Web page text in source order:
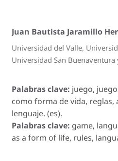
Juan Bautista Jaramillo
Universidad del Valle,
Universidad San Buenaventura
Palabras clave: juego,
como forma de vida, reglas,
lenguaje. (es).
Palabras clave: game,
as a form of life, rules,